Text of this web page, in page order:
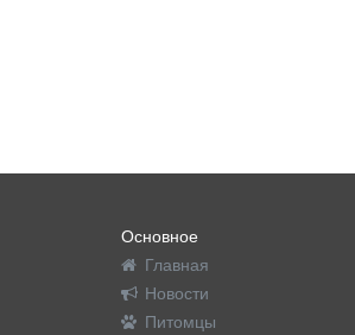
Основное
Главная
Новости
Питомцы